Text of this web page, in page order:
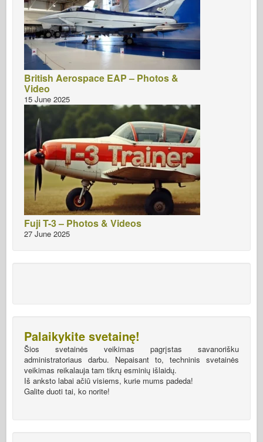
British Aerospace EAP – Photos &
Video
15 June 2025
Fuji T-3 – Photos & Videos
27 June 2025
Palaikykite svetainę!
Šios svetainės veikimas pagrįstas savanorišku
administratoriaus darbu. Nepaisant to, techninis svetainės
veikimas reikalauja tam tikrų esminių išlaidų.
Iš anksto labai ačiū visiems, kurie mums padeda!
Galite duoti tai, ko norite!